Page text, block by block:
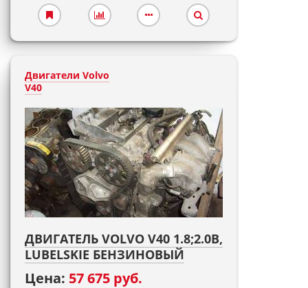
Двигатели Volvo
V40
ДВИГАТЕЛЬ VOLVO V40 1.8;2.0B,
LUBELSKIE БЕНЗИНОВЫЙ
Цена: 57 675 руб.